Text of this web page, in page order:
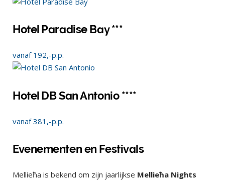
Hotel Paradise Bay ***
vanaf 192,-p.p.
Hotel DB San Antonio ****
vanaf381,-p.p.
Evenementen en Festivals
Mellieħa is bekend om zijn jaarlijkse Mellieħa Nights